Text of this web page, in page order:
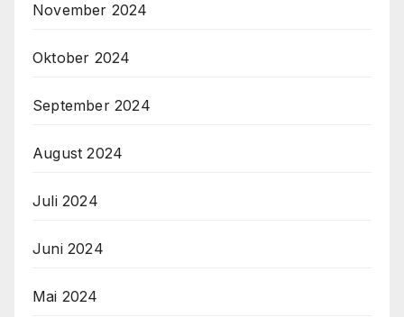
November 2024
Oktober 2024
September 2024
August 2024
Juli 2024
Juni 2024
Mai 2024